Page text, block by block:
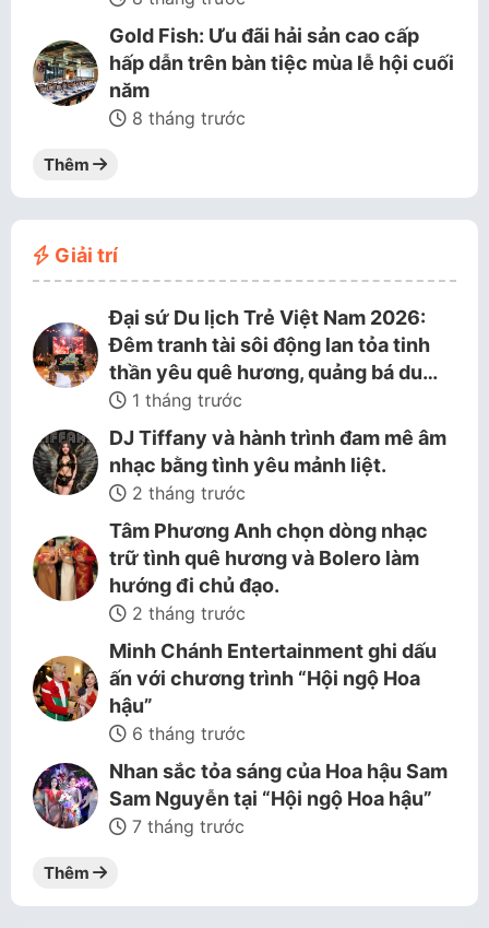
Gold Fish: Ưu đãi hải sản cao cấp
hấp dẫn trên bàn tiệc mùa lễ hội cuối
năm
8 tháng trước
Thêm
Giải trí
Đại sứ Du lịch Trẻ Việt Nam 2026:
Đêm tranh tài sôi động lan tỏa tinh
thần yêu quê hương, quảng bá du…
1 tháng trước
DJ Tiffany và hành trình đam mê âm
nhạc bằng tình yêu mảnh liệt.
2 tháng trước
Tâm Phương Anh chọn dòng nhạc
trữ tình quê hương và Bolero làm
hướng đi chủ đạo.
2 tháng trước
Minh Chánh Entertainment ghi dấu
ấn với chương trình “Hội ngộ Hoa
hậu”
6 tháng trước
Nhan sắc tỏa sáng của Hoa hậu Sam
Sam Nguyễn tại “Hội ngộ Hoa hậu”
7 tháng trước
Thêm